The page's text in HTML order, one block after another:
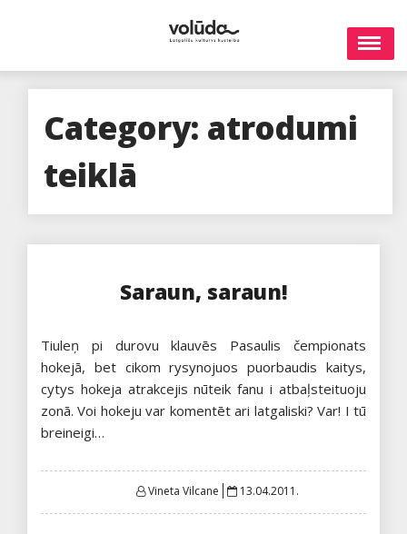
Category: atrodumi
teiklā
Saraun, saraun!
Tiuleņ pi durovu klauvēs Pasaulis čempionats
hokejā, bet cikom rysynojuos puorbaudis kaitys,
cytys hokeja atrakcejis nūteik fanu i atbaļsteituoju
zonā. Voi hokeju var komentēt ari latgaliski? Var! I tū
breineigi…
Vineta Vilcane
Posted
13.04.2011.